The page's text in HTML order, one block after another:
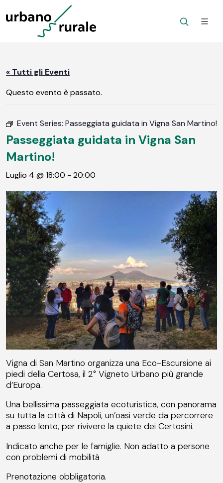
« Tutti gli Eventi
Questo evento è passato.
Event Series: Passeggiata guidata in Vigna San Martino!
Passeggiata guidata in Vigna San
Martino!
Luglio 4 @ 18:00 - 20:00
Vigna di San Martino organizza una Eco-Escursione ai
piedi della Certosa, il 2° Vigneto Urbano più grande
d’Europa.
Una bellissima passeggiata ecoturistica, con panorama
su tutta la città di Napoli, un’oasi verde da percorrere
a passo lento, per rivivere la quiete dei Certosini.
Indicato anche per le famiglie. Non adatto a persone
con problemi di mobilità
Prenotazione obbligatoria.